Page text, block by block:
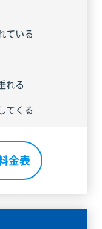
ている
れる
てくる
金表